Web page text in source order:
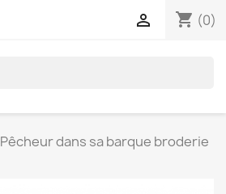
shopping_cart (0)

Pêcheur dans sa barque broderie